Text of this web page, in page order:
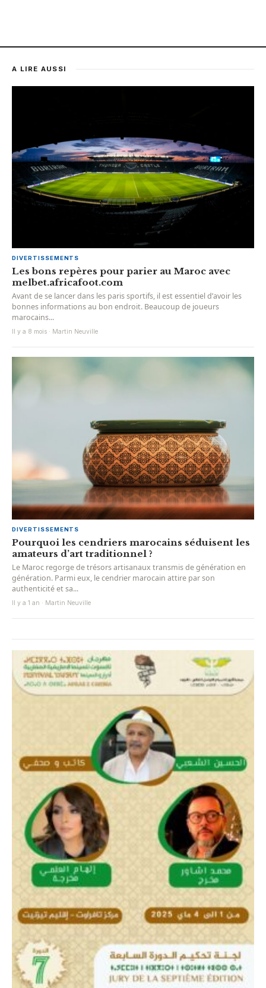
A LIRE AUSSI
DIVERTISSEMENTS
Les bons repères pour parier au Maroc avec
melbet.africafoot.com
Avant de se lancer dans les paris sportifs, il est essentiel d’avoir les
bonnes informations au bon endroit. Beaucoup de joueurs
marocains...
Il y a 8 mois · Martin Neuville
DIVERTISSEMENTS
Pourquoi les cendriers marocains séduisent les
amateurs d’art traditionnel ?
Le Maroc regorge de trésors artisanaux transmis de génération en
génération. Parmi eux, le cendrier marocain attire par son
authenticité et sa...
Il y a 1 an · Martin Neuville